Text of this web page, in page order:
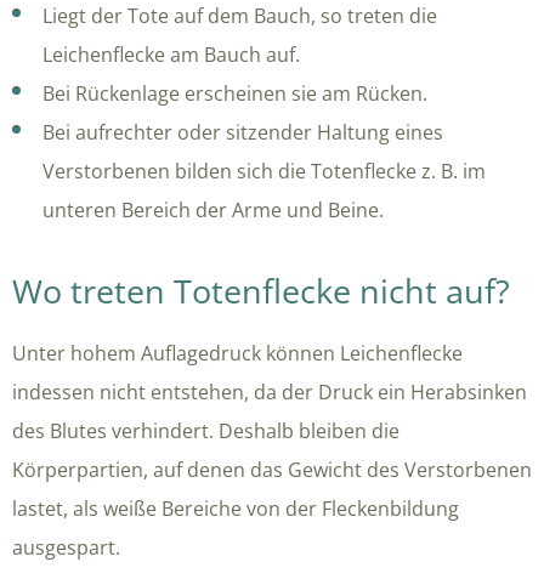
Liegt der Tote auf dem Bauch, so treten die
Leichenflecke am Bauch auf.
Bei Rückenlage erscheinen sie am Rücken.
Bei aufrechter oder sitzender Haltung eines
Verstorbenen bilden sich die Totenflecke z. B. im
unteren Bereich der Arme und Beine.
Wo treten Totenflecke nicht auf?
Unter hohem Auflagedruck können Leichenflecke
indessen nicht entstehen, da der Druck ein Herabsinken
des Blutes verhindert. Deshalb bleiben die
Körperpartien, auf denen das Gewicht des Verstorbenen
lastet, als weiße Bereiche von der Fleckenbildung
ausgespart.